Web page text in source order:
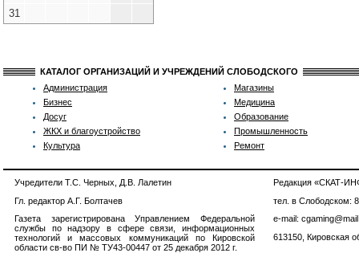
31
КАТАЛОГ ОРГАНИЗАЦИЙ И УЧРЕЖДЕНИЙ СЛОБОДСКОГО
Администрация
Бизнес
Досуг
ЖКХ и благоустройство
Культура
Магазины
Медицина
Образование
Промышленность
Ремонт
Учредители Т.С. Черных, Д.В. Лалетин
Гл. редактор А.Г. Болтачев
Газета зарегистрирована Управлением Федеральной
службы по надзору в сфере связи, информационных
технологий и массовых коммуникаций по Кировской
области св-во ПИ № ТУ43-00447 от 25 декабря 2012 г.
Редакция «СКАТ-
тел. в Слободском:
e-mail:
613150, Кировская